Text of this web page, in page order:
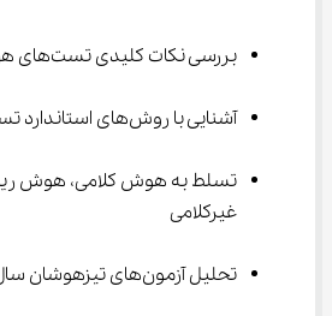
بررسی نکات کلیدی تست‌های هوش
آشنایی با روش‌های استاندارد تست‌زنی
تسلط به هوش کلامی، هوش
غیرکلامی
تحلیل آزمون‌های تیزهوشان سال‌های گذشته.